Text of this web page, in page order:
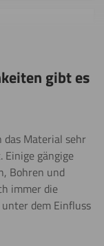
gibt es
das Material sehr
gängige
Bohren und
immer die
dem Einfluss